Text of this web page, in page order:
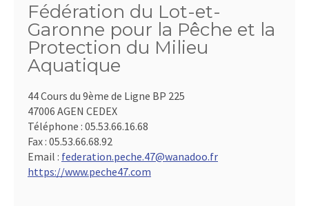
Fédération du Lot-et-
Garonne pour la Pêche et la
Protection du Milieu
Aquatique
44 Cours du 9ème de Ligne BP 225
47006 AGEN CEDEX
Téléphone : 05.53.66.16.68
Fax : 05.53.66.68.92
Email : federation.peche.47@wanadoo.fr
https://www.peche47.com